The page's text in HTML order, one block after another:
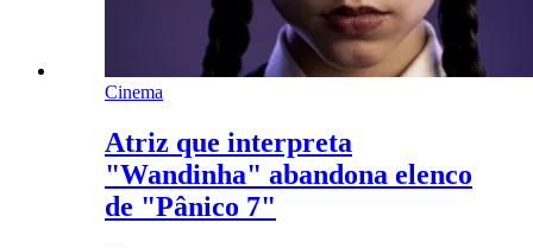
Cinema
Atriz que interpreta
"Wandinha" abandona elenco
de "Pânico 7"